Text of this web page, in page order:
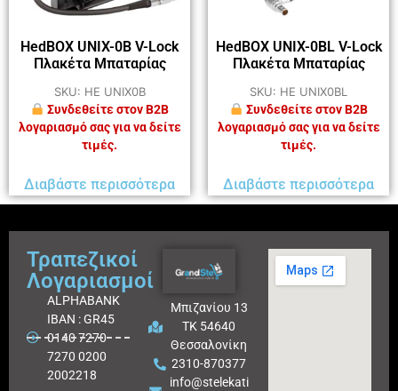
HedBOX UNIX-0B V-Lock
Πλακέτα Μπαταρίας
SKU: HE UNIX0B
Συνδεθείτε στον B2B
λογαριασμό σας για να δείτε
τιμές.
Διαβάστε περισσότερα
HedBOX UNIX-0BL V-Lock
Πλακέτα Μπαταρίας
SKU: HE UNIX0BL
Συνδεθείτε στον B2B
λογαριασμό σας για να δείτε
τιμές.
Διαβάστε περισσότερα
Τραπεζικοί
Λογαριασμοί
ALPHABANK
IBAN : GR45
0140 7270
7270 0200
2002218
Μπιζανίου 13
ΤΚ 54640
Θεσσαλονίκη
2310-870377
info@stelekati